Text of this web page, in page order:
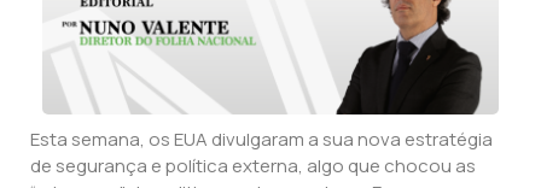
Esta semana, os EUA divulgaram a sua nova estratégia
de segurança e política externa, algo que chocou as